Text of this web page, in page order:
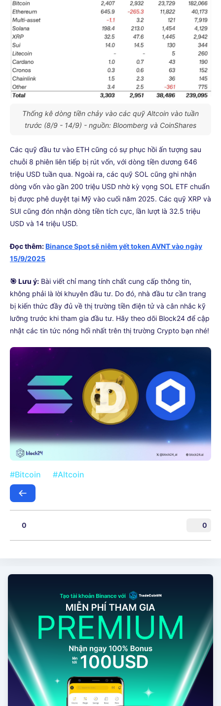
Thống kê dòng tiền chảy vào các quỹ Altcoin vào tuần
trước (8/9 - 14/9) - nguồn: Bloomberg và CoinShares
Các quỹ đầu tư vào ETH cũng có sự phục hồi ấn tượng sau
chuỗi 8 phiên liên tiếp bị rút vốn, với dòng tiền dương 646
triệu USD tuần qua. Ngoài ra, các quỹ SOL cũng ghi nhận
dòng vốn vào gần 200 triệu USD nhờ kỳ vọng SOL ETF chuẩn
bị được phê duyệt tại Mỹ vào cuối năm 2025. Các quỹ XRP và
SUI cũng đón nhận dòng tiền tích cực, lần lượt là 32.5 triệu
USD và 14 triệu USD.
Đọc thêm:Binance Spot sẽ niêm yết token AVNT vào ngày
15/9/2025
🎯 Lưu ý: Bài viết chỉ mang tính chất cung cấp thông tin,
không phải là lời khuyên đầu tư. Do đó, nhà đầu tư cần trang
bị kiến thức đầy đủ về thị trường tiền điện tử và cân nhắc kỹ
lưỡng trước khi tham gia đầu tư. Hãy theo dõi Block24 để cập
nhật các tin tức nóng hổi nhất trên thị trường Crypto bạn nhé!
#Bitcoin #Altcoin
0 0